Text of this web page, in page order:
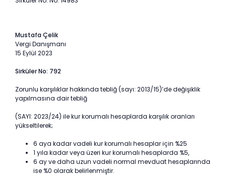
Mustafa Çelik
Vergi Danışmanı
15 Eylül 2023
Sirküler No: 792
Zorunlu karşılıklar hakkında tebliğ (sayı: 2013/15)’de değişiklik
yapılmasına dair tebliğ
(SAYI: 2023/24) ile kur korumalı hesaplarda karşılık oranları
yükseltilerek;
6 aya kadar vadeli kur korumalı hesaplar için %25
1 yıla kadar veya üzeri kur korumalı hesaplarda %5,
6 ay ve daha uzun vadeli normal mevduat hesaplarında
ise %0 olarak belirlenmiştir.